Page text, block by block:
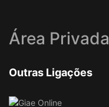
Área Privada
Outras Ligações